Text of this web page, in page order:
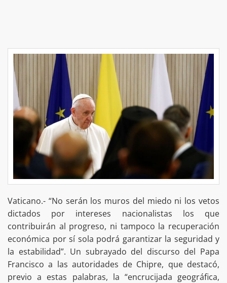
Vaticano.- “No serán los muros del miedo ni los vetos
dictados por intereses nacionalistas los que
contribuirán al progreso, ni tampoco la recuperación
económica por sí sola podrá garantizar la seguridad y
la estabilidad”. Un subrayado del discurso del Papa
Francisco a las autoridades de Chipre, que destacó,
previo a estas palabras, la “encrucijada geográfica,